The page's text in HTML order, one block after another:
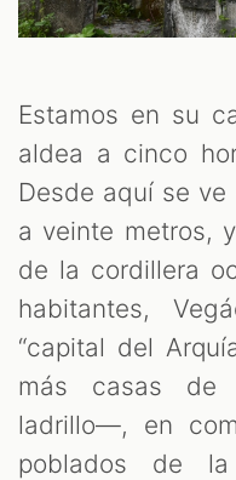
Estamos en su
aldea a cinco
Desde aquí se
a veinte metros,
de la cordillera
habitantes,
“capital del
más casas de
ladrillo—, en
poblados de